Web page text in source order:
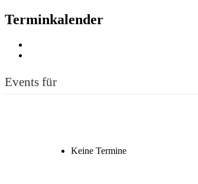
Terminkalender
Events für
Keine Termine